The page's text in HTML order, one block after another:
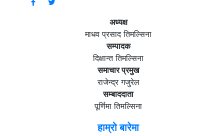
अध्यक्ष
माधव प्रसाद तिमल्सिना
सम्पादक
दिक्षान्त तिमल्सिना
समाचार प्रमुख
राजेन्द्र गजुरेल
सम्बाददाता
पूर्णिमा तिमल्सिना
हाम्रो बारेमा